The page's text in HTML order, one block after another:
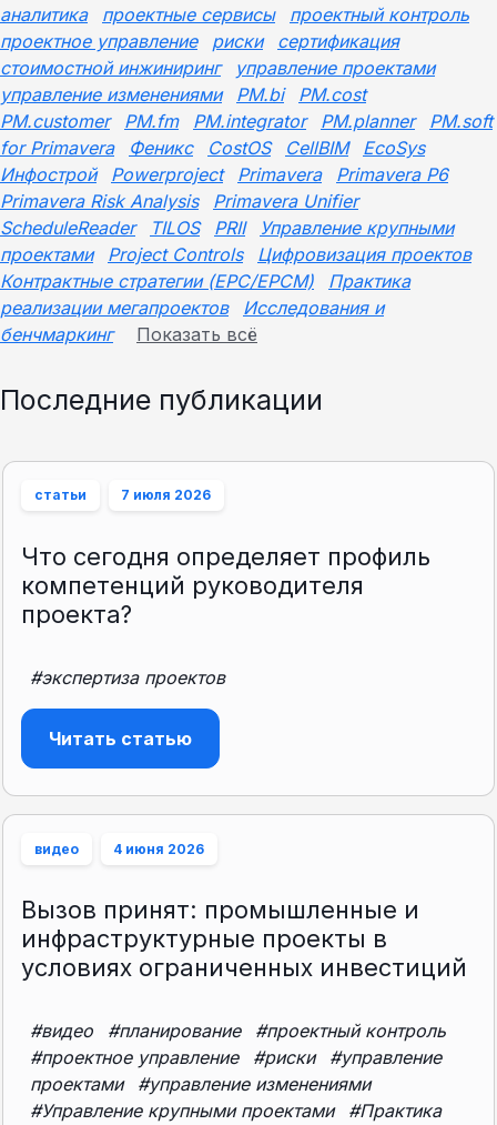
аналитика
проектные сервисы
проектный контроль
проектное управление
риски
сертификация
стоимостной инжиниринг
управление проектами
управление изменениями
PM.bi
PM.cost
PM.customer
PM.fm PM.integrator PM.planner
PM.soft
for Primavera
Феникс CostOS CellBIM
EcoSys
Инфострой
Powerproject Primavera
Primavera P6
Primavera Risk Analysis
Primavera Unifier
ScheduleReader
TILOS PRII
Управление крупными
проектами
Project Controls
Цифровизация проектов
Контрактные стратегии (EPC/EPCM)
Практика
реализации мегапроектов
Исследования и
бенчмаркинг
Показать всё
Последние публикации
статьи 7 июля 2026
Что сегодня определяет профиль
компетенций руководителя
проекта?
#экспертиза проектов
Читать статью
видео 4 июня 2026
Вызов принят: промышленные и
инфраструктурные проекты в
условиях ограниченных инвестиций
#видео #планирование
#проектный контроль
#проектное управление
#риски
#управление
проектами
#управление изменениями
#Управление крупными проектами
#Практика